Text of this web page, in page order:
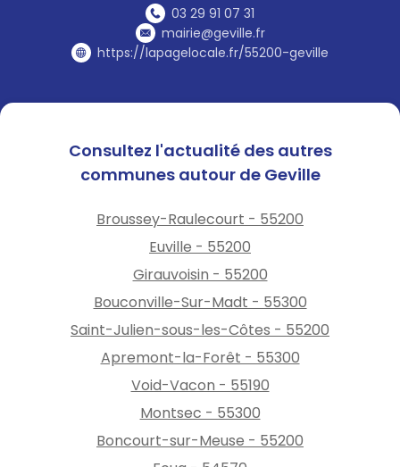
03 29 91 07 31
mairie@geville.fr
https://lapagelocale.fr/55200-geville
l'usage et le tir de feux
d'artifice(sauf dérogations
prévues à l'article 3 de
bûcher et les feux de la Saint-
Jean ;
-les feux de camp ;
agricoles (tailles d'arbres
fruitiers, de vignes, élagage
de haies, etc.).
Dans les massifs forestiers
ainsi que dans un rayon de
200 mètres de ceux-ci, sont
également interdits :
-l'allumage de tout feu, y
compris par les propriétaires
et leurs ayants droit ;
-le fait de fumer ;
Consultez l'actualité des autres
communes autour de Geville
Broussey-Raulecourt - 55200
Euville - 55200
Girauvoisin - 55200
Bouconville-Sur-Madt - 55300
Saint-Julien-sous-les-Côtes - 55200
Apremont-la-Forêt - 55300
Void-Vacon - 55190
Montsec - 55300
Boncourt-sur-Meuse - 55200